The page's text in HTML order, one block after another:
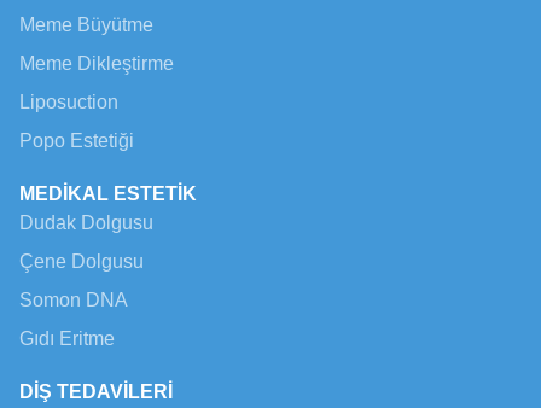
Meme Büyütme
Meme Dikleştirme
Liposuction
Popo Estetiği
MEDİKAL ESTETİK
Dudak Dolgusu
Çene Dolgusu
Somon DNA
Gıdı Eritme
DİŞ TEDAVİLERİ